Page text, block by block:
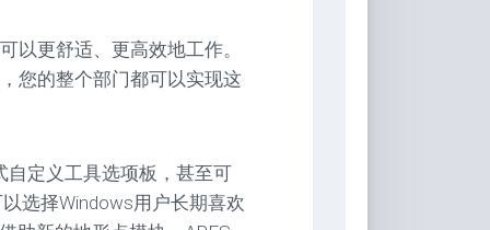
以更舒适、更高效地工作。
您的整个部门都可以实现这
自定义工具选项板，甚至可
选择Windows用户长期喜欢